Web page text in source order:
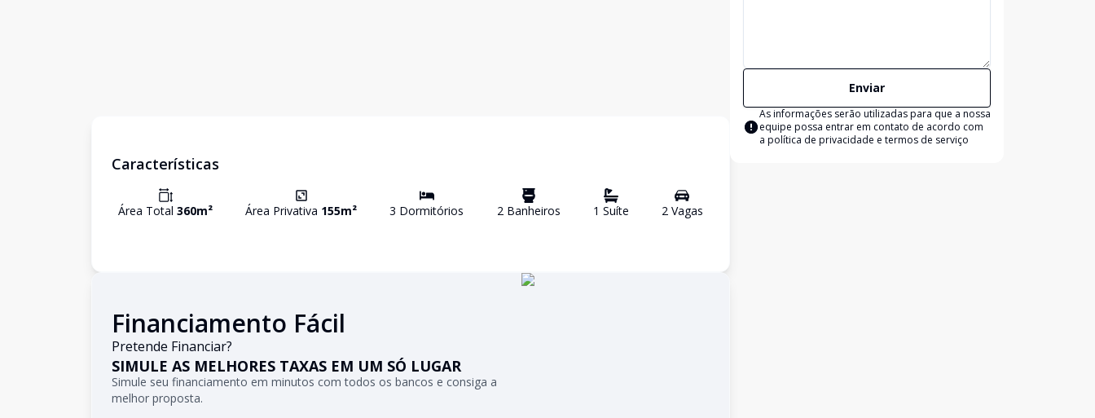
Características
Área Total 360m² Área Privativa 155m² 3 Dormitórios 2Banheiros 1 Suíte 2Vagas
Financiamento Fácil
Pretende Financiar?
SIMULE AS MELHORES TAXAS EM UM SÓ LUGAR
Simule seu financiamento em minutos com todos os bancos e consiga a
melhor proposta.
Enviar
As informações serão utilizadas para que a nossa
equipe possa entrar em contato de acordo com
a política de privacidade e termos de serviço